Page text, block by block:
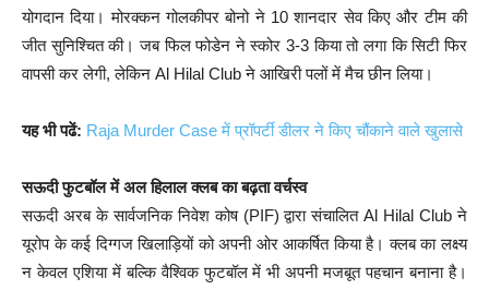
योगदान दिया। मोरक्कन गोलकीपर बोनो ने 10 शानदार सेव किए और टीम की
जीत सुनिश्चित की। जब फिल फोडेन ने स्कोर 3-3 किया तो लगा कि सिटी फिर
वापसी कर लेगी, लेकिन Al Hilal Club ने आखिरी पलों में मैच छीन लिया।
यह भी पढें: Raja Murder Case में प्रॉपर्टी डीलर ने किए चौंकाने वाले खुलासे
सऊदी फुटबॉल में अल हिलाल क्लब का बढ़ता वर्चस्व
सऊदी अरब के सार्वजनिक निवेश कोष (PIF) द्वारा संचालित Al Hilal Club ने
यूरोप के कई दिग्गज खिलाड़ियों को अपनी ओर आकर्षित किया है। क्लब का लक्ष्य
न केवल एशिया में बल्कि वैश्विक फुटबॉल में भी अपनी मजबूत पहचान बनाना है।